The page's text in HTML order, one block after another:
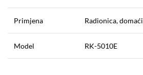
Primjena Radionica,
Model RK-5010E